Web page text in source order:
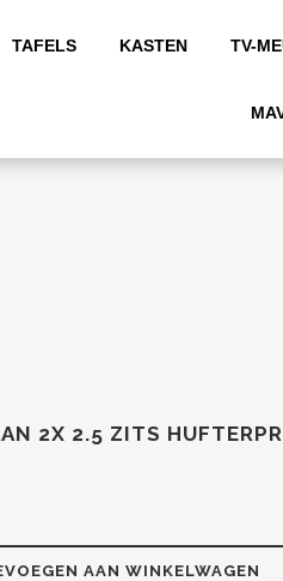
TAFELS KASTEN TV-
2X 2.5 ZITS
AAN WINKELWAGEN